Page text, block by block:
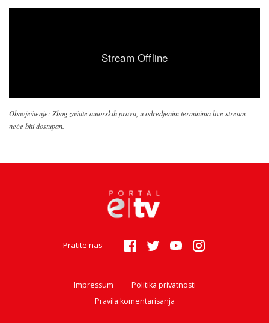
Obavještenje: Zbog zaštite autorskih prava, u odredjenim terminima live stream
neće biti dostupan.
Pratite nas
Impressum
Politika privatnosti
Pravila komentarisanja